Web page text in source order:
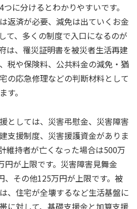
に分けるとわかりやすいです。
返済が必要、減免は出ていくお金
て、多くの制度で入口になるのが
は、罹災証明書を被災者生活再建
税や保険料、公共料金の減免・猶
の応急修理などの判断材料として
す。
としては、災害弔慰金、災害障害
支援制度、災害援護資金がありま
維持者が亡くなった場合は500万
円が上限です。災害障害見舞金
、その他125万円が上限です。被
、住宅が全壊するなど生活基盤に
に対して、基礎支援金と加算支援